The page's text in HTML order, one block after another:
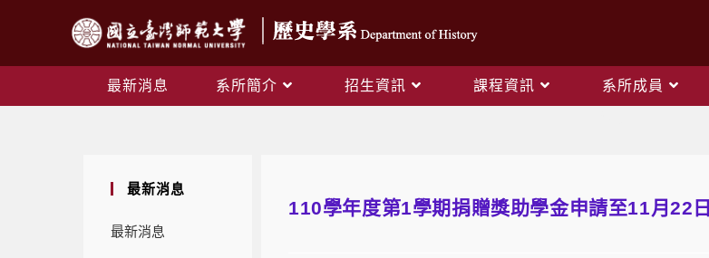
最新消息 系所簡介 招生資訊 課程資訊 系所成員
最新消息
最新消息
110學年度第1學期捐贈獎助學金申請至11月22